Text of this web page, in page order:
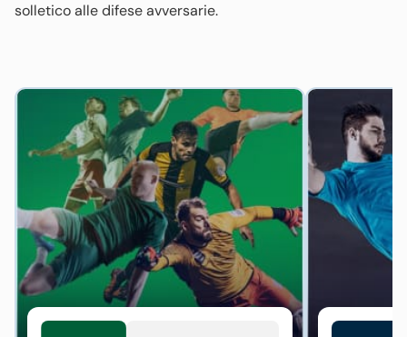
solletico alle difese avversarie.